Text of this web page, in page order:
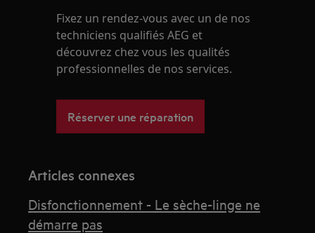
Fixez un rendez-vous avec un de nos
techniciens qualifiés AEG et
découvrez chez vous les qualités
professionnelles de nos services.
Réserver une réparation
Articles connexes
Disfonctionnement - Le sèche-linge ne
démarre pas